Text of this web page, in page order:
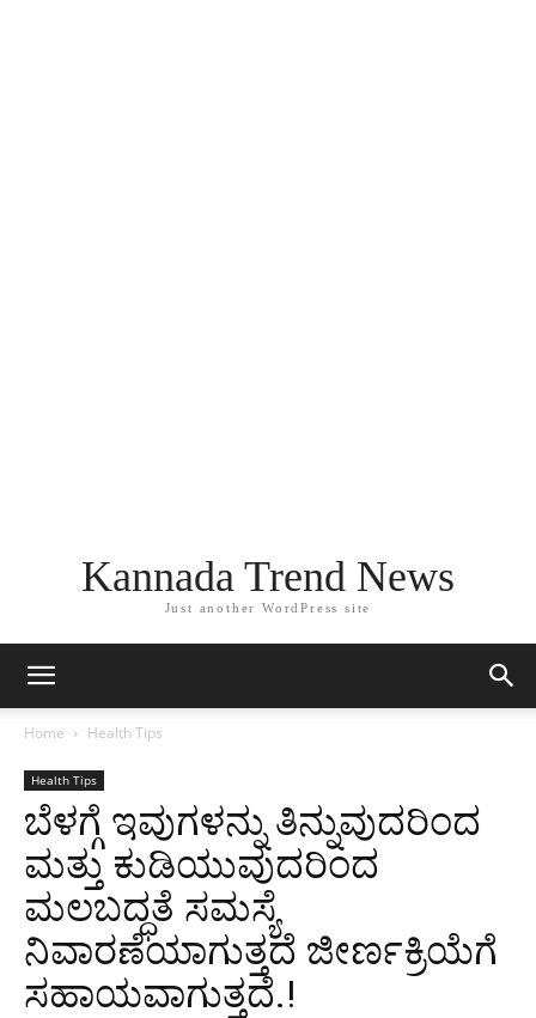
Kannada Trend News
Just another WordPress site
Home Health Tips
Health Tips
ಬೆಳಗ್ಗೆ ಇವುಗಳನ್ನು ತಿನ್ನುವುದರಿಂದ
ಮತ್ತು ಕುಡಿಯುವುದರಿಂದ
ಮಲಬದ್ಧತೆ ಸಮಸ್ಯೆ
ನಿವಾರಣೆಯಾಗುತ್ತದೆ ಜೀರ್ಣಕ್ರಿಯೆಗೆ
ಸಹಾಯವಾಗುತ್ತದೆ.!